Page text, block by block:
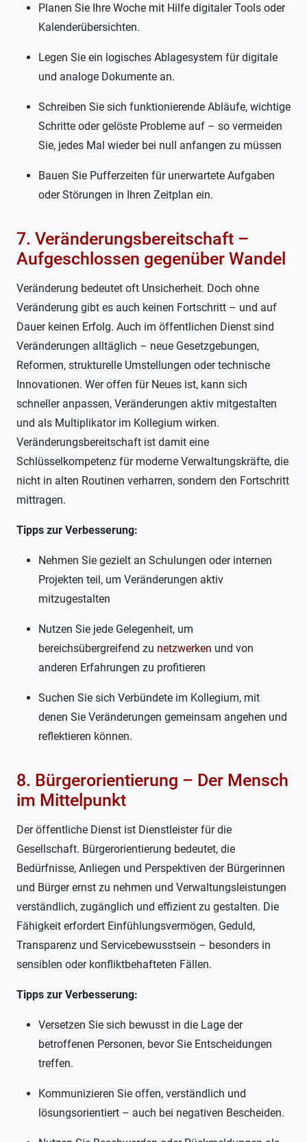
Planen Sie Ihre Woche mit Hilfe digitaler Tools oder
Kalenderübersichten.
Legen Sie ein logisches Ablagesystem für digitale
und analoge Dokumente an.
Schreiben Sie sich funktionierende Abläufe, wichtige
Schritte oder gelöste Probleme auf – so vermeiden
Sie, jedes Mal wieder bei null anfangen zu müssen
Bauen Sie Pufferzeiten für unerwartete Aufgaben
oder Störungen in Ihren Zeitplan ein.
7. Veränderungsbereitschaft –
Aufgeschlossen gegenüber Wandel
Veränderung bedeutet oft Unsicherheit. Doch ohne
Veränderung gibt es auch keinen Fortschritt – und auf
Dauer keinen Erfolg. Auch im öffentlichen Dienst sind
Veränderungen alltäglich – neue Gesetzgebungen,
Reformen, strukturelle Umstellungen oder technische
Innovationen. Wer offen für Neues ist, kann sich
schneller anpassen, Veränderungen aktiv mitgestalten
und als Multiplikator im Kollegium wirken.
Veränderungsbereitschaft ist damit eine
Schlüsselkompetenz für moderne Verwaltungskräfte, die
nicht in alten Routinen verharren, sondern den Fortschritt
mittragen.
Tipps zur Verbesserung:
Nehmen Sie gezielt an Schulungen oder internen
Projekten teil, um Veränderungen aktiv
mitzugestalten
Nutzen Sie jede Gelegenheit, um
bereichsübergreifend zu netzwerken und von
anderen Erfahrungen zu profitieren
Suchen Sie sich Verbündete im Kollegium, mit
denen Sie Veränderungen gemeinsam angehen und
reflektieren können.
8. Bürgerorientierung – Der Mensch
im Mittelpunkt
Der öffentliche Dienst ist Dienstleister für die
Gesellschaft. Bürgerorientierung bedeutet, die
Bedürfnisse, Anliegen und Perspektiven der Bürgerinnen
und Bürger ernst zu nehmen und Verwaltungsleistungen
verständlich, zugänglich und effizient zu gestalten. Die
Fähigkeit erfordert Einfühlungsvermögen, Geduld,
Transparenz und Servicebewusstsein – besonders in
sensiblen oder konfliktbehafteten Fällen.
Tipps zur Verbesserung:
Versetzen Sie sich bewusst in die Lage der
betroffenen Personen, bevor Sie Entscheidungen
treffen.
Kommunizieren Sie offen, verständlich und
lösungsorientiert – auch bei negativen Bescheiden.